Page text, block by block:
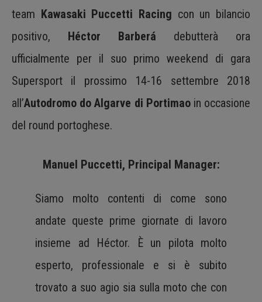
team Kawasaki Puccetti Racing con un bilancio
positivo,
Héctor Barberá debutterà ora
ufficialmente per il suo primo weekend di gara
Supersport il prossimo 14-16 settembre 2018
all’Autodromo do Algarve di Portimaoin occasione
del round portoghese.
Manuel Puccetti, Principal Manager:
Siamo molto contenti di come sono
andate queste prime giornate di lavoro
insieme ad Héctor. È un pilota molto
esperto, professionale e si è subito
trovato a suo agio sia sulla moto che con